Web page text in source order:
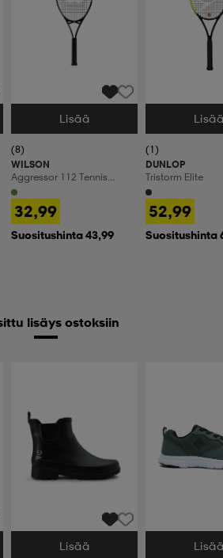
Valitse Koko
Lisää
(8)
WILSON
Aggressor 112 Tennis
Racket
32,99
Suositushinta 43,99
Valitse Koko
(1)
DUNLOP
Tristorm Elite
52,99
Suositushinta
lisäys ostoksiin
Valitse Koko
Lisää Valitse Koko